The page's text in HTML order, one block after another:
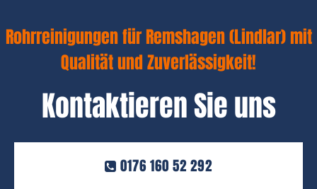
Rohrreinigungen für Remshagen (Lindlar) mit
Qualität und Zuverlässigkeit!
Kontaktieren Sie uns
0176 160 52 292